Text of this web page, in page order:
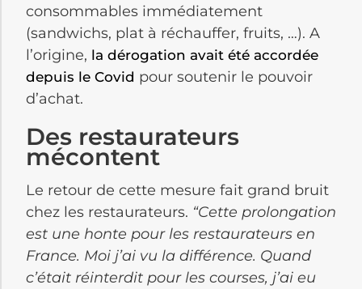
consommables immédiatement
(sandwichs, plat à réchauffer, fruits, …). A
l’origine, la dérogation avait été accordée
depuis le Covid pour soutenir le pouvoir
d’achat.
Des restaurateurs
mécontent
Le retour de cette mesure fait grand bruit
chez les restaurateurs. “Cette prolongation
est une honte pour les restaurateurs en
France. Moi j’ai vu la différence. Quand
c’était réinterdit pour les courses, j’ai eu